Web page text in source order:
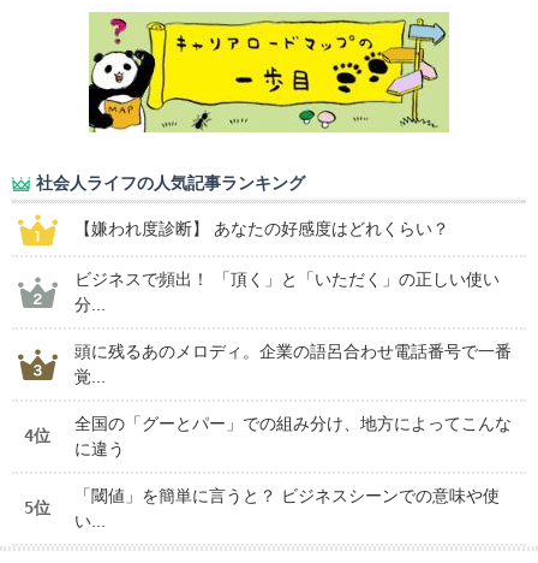
社会人ライフの人気記事ランキング
【嫌われ度診断】 あなたの好感度はどれくらい？
ビジネスで頻出！ 「頂く」と「いただく」の正しい使い
分...
頭に残るあのメロディ。企業の語呂合わせ電話番号で一番
覚...
4位
全国の「グーとパー」での組み分け、地方によってこんな
に違う
5位
「閾値」を簡単に言うと？ ビジネスシーンでの意味や使
い...